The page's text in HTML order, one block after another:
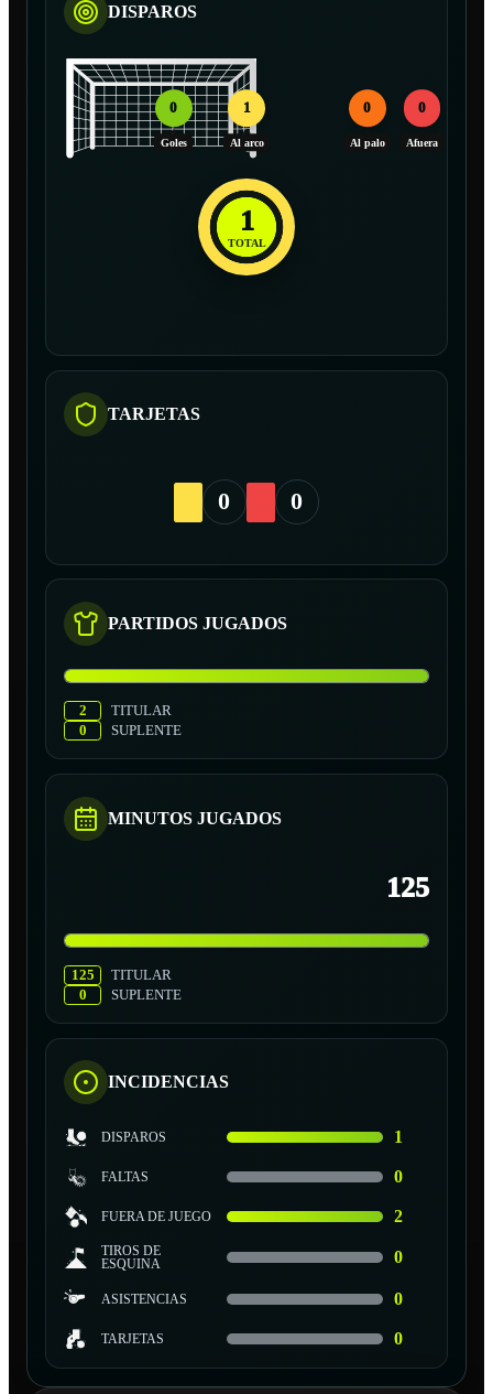
DISPAROS
0
Goles
1
Al arco
0
Al palo
0
Afuera
1
TOTAL
TARJETAS
0 0
PARTIDOS JUGADOS
2
TITULAR
0
SUPLENTE
MINUTOS JUGADOS
125
125
TITULAR
0
SUPLENTE
INCIDENCIAS
DISPAROS 1
FALTAS 0
FUERA DE JUEGO 2
TIROS DE
ESQUINA
0
ASISTENCIAS 0
TARJETAS 0